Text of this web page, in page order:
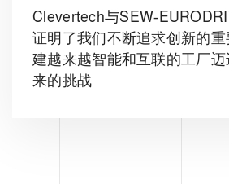
Clevertech与SEW-
证明了我们不断追求创新的重
建越来越智能和互联的工厂
来的挑战